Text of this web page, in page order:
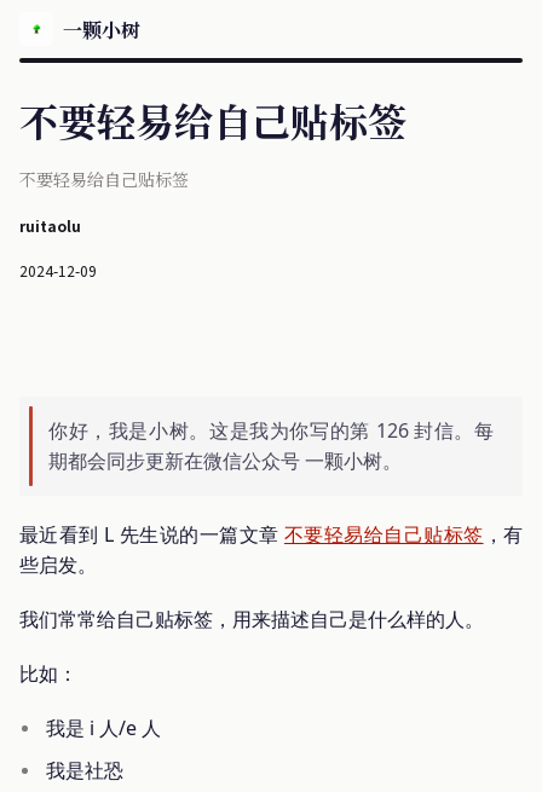
一颗小树
不要轻易给自己贴标签
不要轻易给自己贴标签
ruitaolu
2024-12-09
你好，我是小树。这是我为你写的第 126 封信。每
期都会同步更新在微信公众号 一颗小树。
最近看到 L 先生说的一篇文章 不要轻易给自己贴标签 ，有
些启发。
我们常常给自己贴标签，用来描述自己是什么样的人。
比如：
我是 i 人/e 人
我是社恐